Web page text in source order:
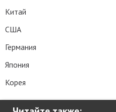
Китай
США
Германия
Япония
Корея